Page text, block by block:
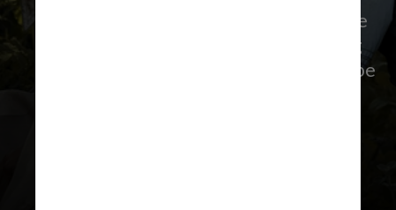
marca a primeira vitória e indicação de
Yeun e Wong. Em seu discurso, Wong
agradeceu a Yeun, ao elenco e à equipe